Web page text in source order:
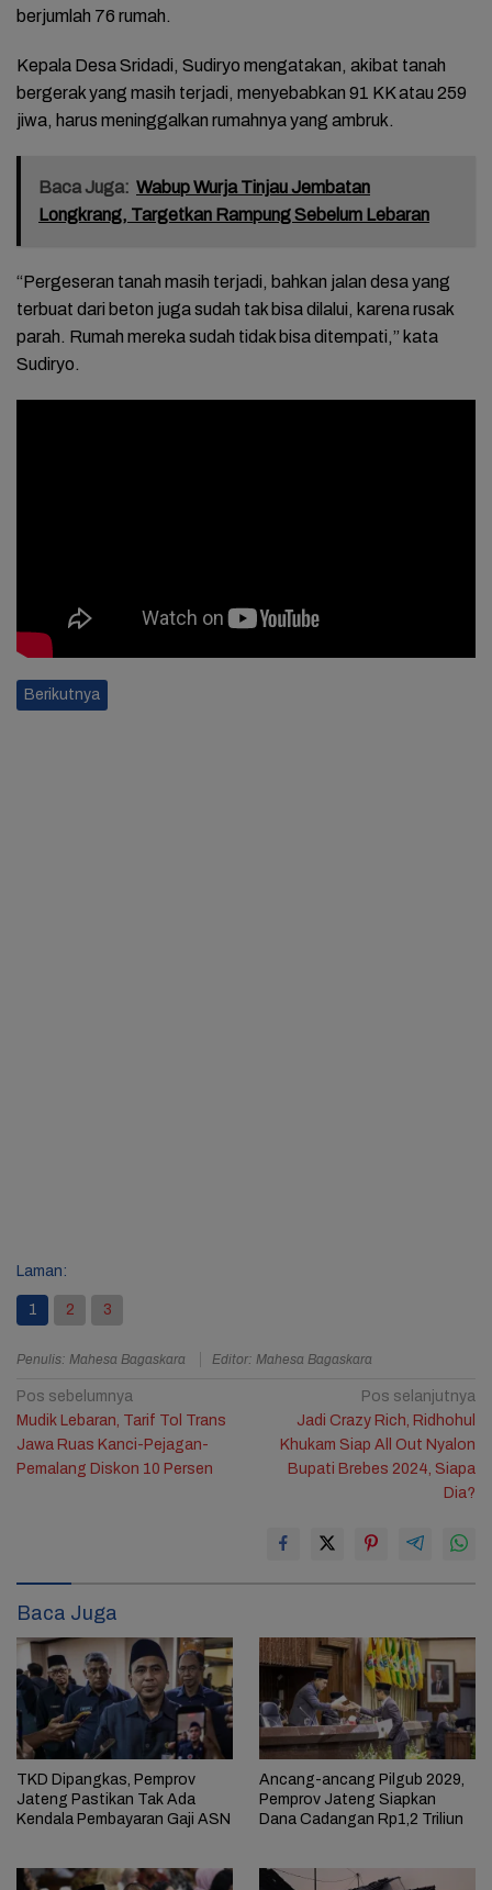
berjumlah 76 rumah.
Kepala Desa Sridadi, Sudiryo mengatakan, akibat tanah
bergerak yang masih terjadi, menyebabkan 91 KK atau 259
jiwa, harus meninggalkan rumahnya yang ambruk.
Baca Juga: Wabup Wurja Tinjau Jembatan
Longkrang, Targetkan Rampung Sebelum Lebaran
“Pergeseran tanah masih terjadi, bahkan jalan desa yang
terbuat dari beton juga sudah tak bisa dilalui, karena rusak
parah. Rumah mereka sudah tidak bisa ditempati,” kata
Sudiryo.
Berikutnya
Laman:
1 2 3
Penulis: Mahesa Bagaskara Editor: Mahesa Bagaskara
Navigasi
pos
Pos sebelumnya
Mudik Lebaran, Tarif Tol Trans
Jawa Ruas Kanci-Pejagan-
Pemalang Diskon 10 Persen
Pos selanjutnya
Jadi Crazy Rich, Ridhohul
Khukam Siap All Out Nyalon
Bupati Brebes 2024, Siapa
Dia?
Baca Juga
TKD Dipangkas, Pemprov
Jateng Pastikan Tak Ada
Kendala Pembayaran Gaji ASN
Ancang-ancang Pilgub 2029,
Pemprov Jateng Siapkan
Dana Cadangan Rp1,2 Triliun